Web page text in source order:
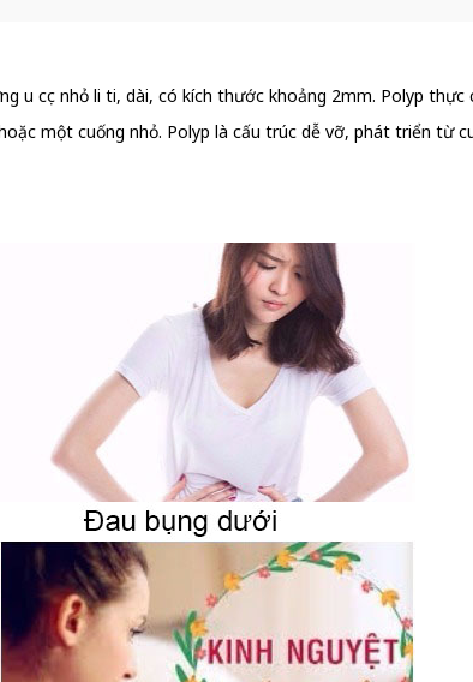
u cục nhỏ li ti, dài, có kích thước khoảng 2mm. Polyp
một cuống nhỏ. Polyp là cấu trúc dễ vỡ, phát triển từ